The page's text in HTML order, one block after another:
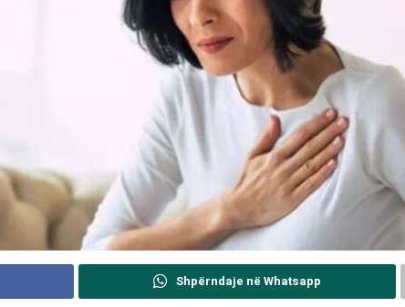
Shpërndaje në Whatsapp